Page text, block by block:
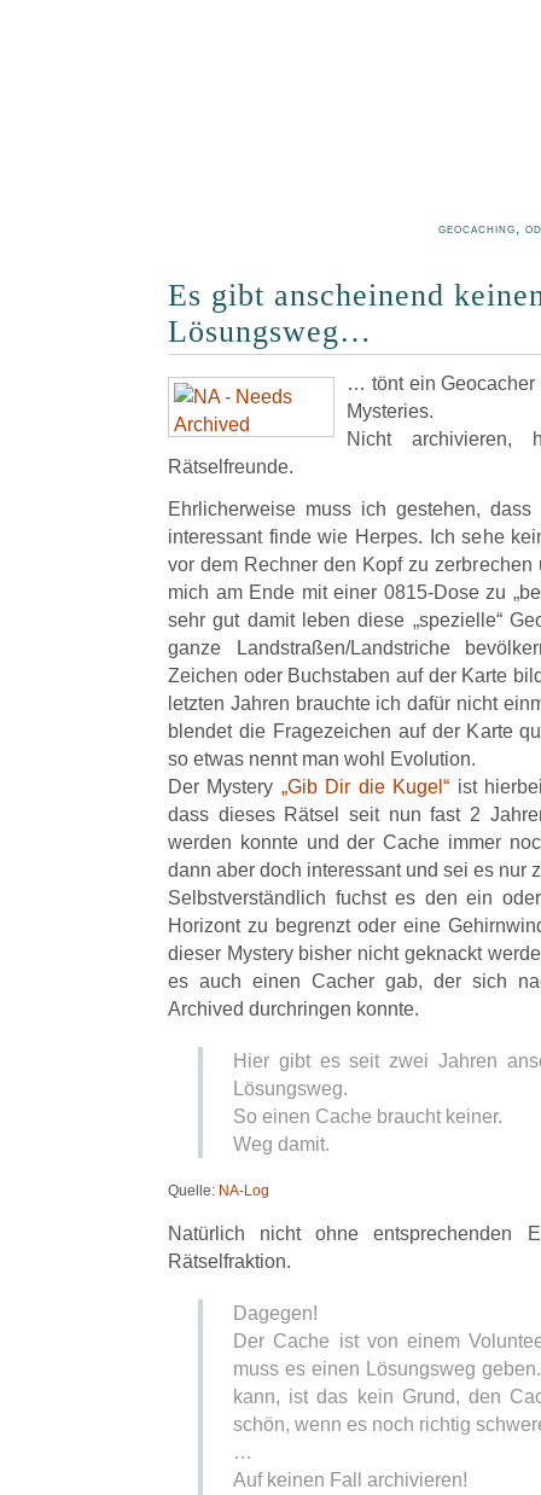
geocaching,
Es gibt anscheinend
Lösungsweg…
… tönt ein Geocacher
Mysteries.
Nicht
Rätselfreunde.
Ehrlicherweise muss ich gestehen,
interessant finde wie Herpes. Ich sehe
vor dem Rechner den Kopf zu
mich am Ende mit einer 0815-Dose zu
sehr gut damit leben diese „spezielle“
ganze Landstraßen/Landstriche
Zeichen oder Buchstaben auf der Karte
letzten Jahren brauchte ich dafür nicht
blendet die Fragezeichen auf der Karte
so etwas nennt man wohl Evolution.
Der Mystery „Gib Dir die Kugel“ ist
dass dieses Rätsel seit nun fast 2
werden konnte und der Cache immer
dann aber doch interessant und sei es nur
Selbstverständlich fuchst es den ein
Horizont zu begrenzt oder eine
dieser Mystery bisher nicht geknackt
es auch einen Cacher gab, der sich
Archived durchringen konnte.
Hier gibt es seit zwei Jahren
Lösungsweg.
So einen Cache braucht keiner.
Weg damit.
Quelle: NA-Log
Natürlich nicht ohne entsprechenden
Rätselfraktion.
Dagegen!
Der Cache ist von einem
muss es einen Lösungsweg
kann, ist das kein Grund, den
schön, wenn es noch richtig
…
Auf keinen Fall archivieren!